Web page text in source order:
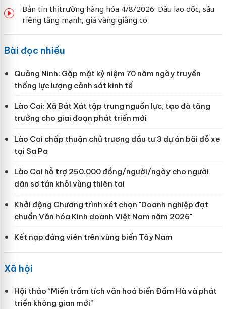
Bản tin thị trường hàng hóa 4/8/2026: Dầu lao dốc, sầu
riêng tăng mạnh, giá vàng giằng co
Bài đọc nhiều
Quảng Ninh: Gặp mặt kỷ niệm 70 năm ngày truyền
thống lực lượng cảnh sát kinh tế
Lào Cai: Xã Bát Xát tập trung nguồn lực, tạo đà tăng
trưởng cho giai đoạn phát triển mới
Lào Cai chấp thuận chủ trương đầu tư 3 dự án bãi đỗ xe
tại Sa Pa
Lào Cai hỗ trợ 250.000 đồng/người/ngày cho người
dân sơ tán khỏi vùng thiên tai
Khởi động Chương trình xét chọn "Doanh nghiệp đạt
chuẩn Văn hóa Kinh doanh Việt Nam năm 2026"
Kết nạp đảng viên trên vùng biển Tây Nam
Xã hội
Hội thảo “Miền trầm tích văn hoá biển Đầm Hà và phát
triển không gian mới”